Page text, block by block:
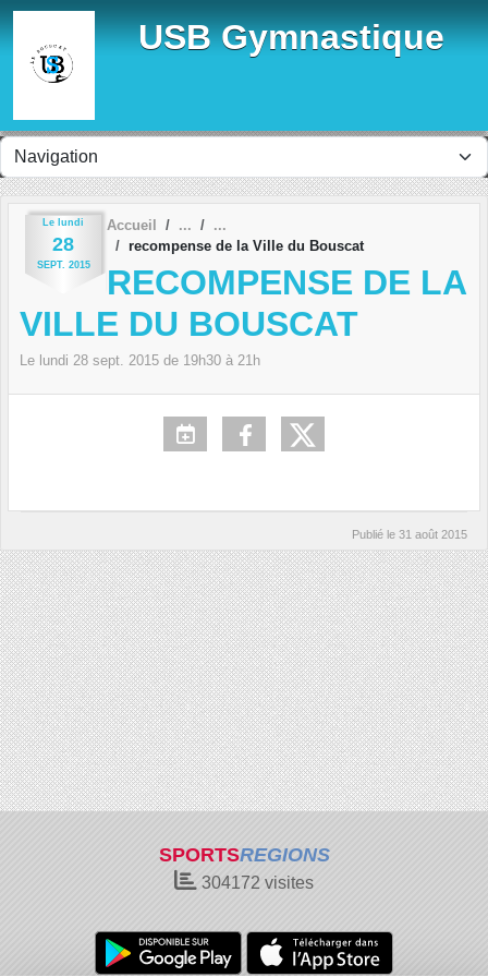
USB Gymnastique
Le lundi
28
SEPT. 2015
Accueil
recompense de la Ville du Bouscat
RECOMPENSE DE LA
VILLE DU BOUSCAT
Le lundi 28 sept. 2015 de 19h30 à 21h
Publié le 31 août 2015
SPORTSREGIONS
304172 visites
Panneau de gestion des cookies